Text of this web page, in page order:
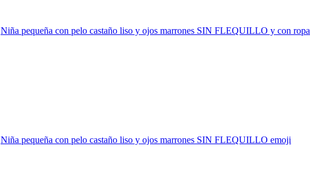
Niña pequeña con pelo castaño liso y ojos marrones SIN FLEQUILLO y con ropa
Niña pequeña con pelo castaño liso y ojos marrones SIN FLEQUILLO emoji